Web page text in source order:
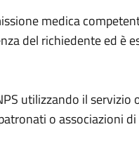
medica
del richiedente ed è
utilizzando il servizio
o associazioni